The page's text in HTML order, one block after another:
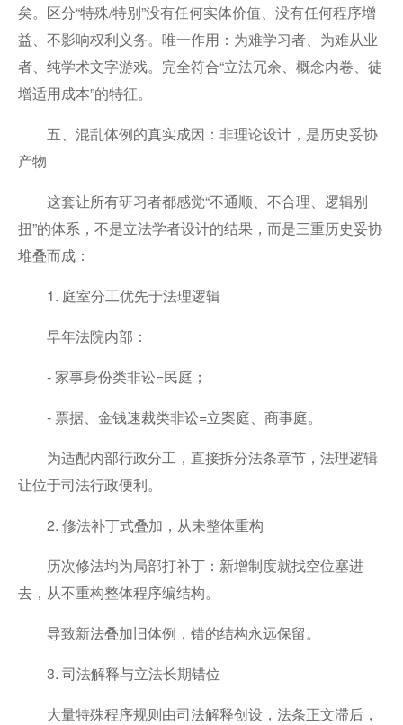
矣。区分“特殊/特别”没有任何实体价值、没有任何程序增
益、不影响权利义务。唯一作用：为难学习者、为难从业
者、纯学术文字游戏。完全符合“立法冗余、概念内卷、徒
增适用成本”的特征。
五、混乱体例的真实成因：非理论设计，是历史妥协
产物
这套让所有研习者都感觉“不通顺、不合理、逻辑别
扭”的体系，不是立法学者设计的结果，而是三重历史妥协
堆叠而成：
1. 庭室分工优先于法理逻辑
早年法院内部：
- 家事身份类非讼=民庭；
- 票据、金钱速裁类非讼=立案庭、商事庭。
为适配内部行政分工，直接拆分法条章节，法理逻辑
让位于司法行政便利。
2. 修法补丁式叠加，从未整体重构
历次修法均为局部打补丁：新增制度就找空位塞进
去，从不重构整体程序编结构。
导致新法叠加旧体例，错的结构永远保留。
3. 司法解释与立法长期错位
大量特殊程序规则由司法解释创设，法条正文滞后，